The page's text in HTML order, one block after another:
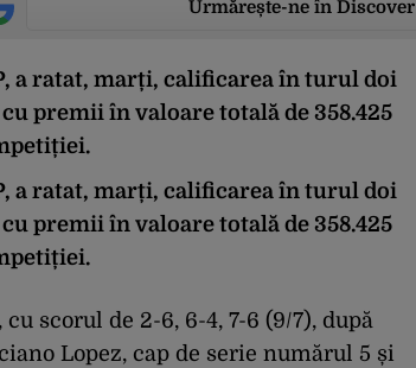
Urmărește-ne în Discover
a ratat, marți, calificarea în turul doi
premii în valoare totală de 358.425
a ratat, marți, calificarea în turul doi
premii în valoare totală de 358.425
scorul de 2-6, 6-4, 7-6 (9/7), după
Lopez, cap de serie numărul 5 și